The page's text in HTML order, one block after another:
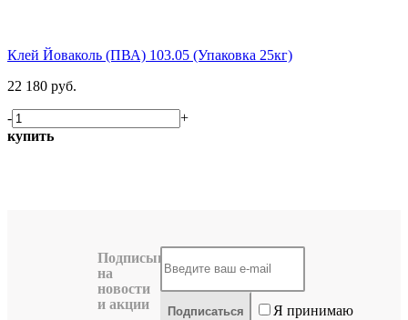
Клей Йоваколь (ПВА) 103.05 (Упаковка 25кг)
22 180 руб.
-
+
купить
Подписывайтесь
на
новости
и акции
Подписаться
Я принимаю